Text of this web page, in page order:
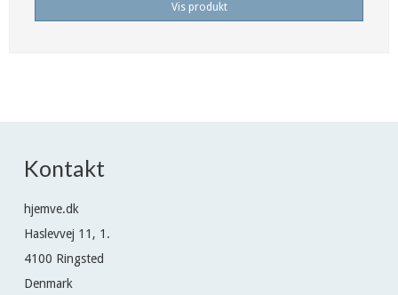
Vis produkt
Kontakt
hjemve.dk
Haslevvej 11, 1.
4100 Ringsted
Denmark